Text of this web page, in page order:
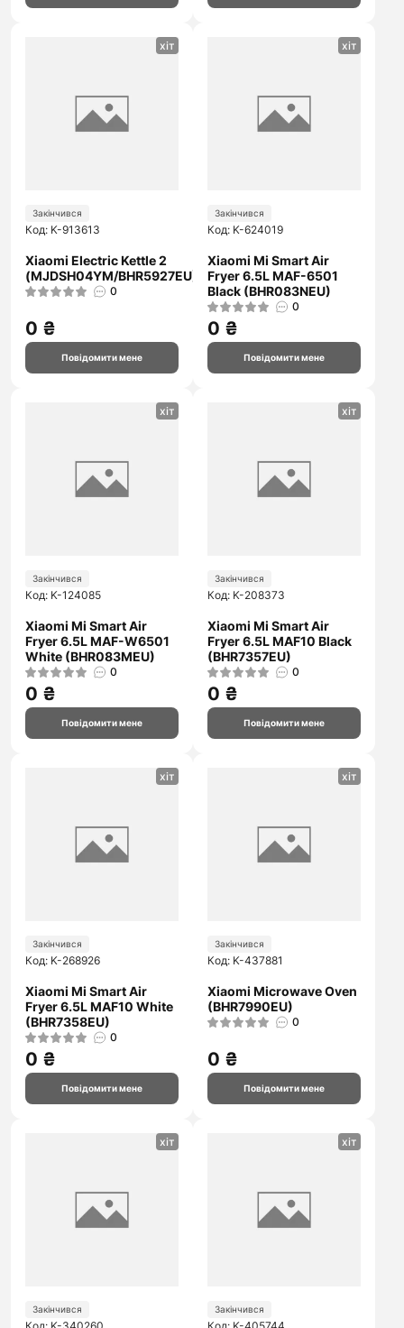
хіт
Закінчився
Код: K-913613
Xiaomi Electric Kettle 2
(MJDSH04YM/BHR5927EU)
0
0 ₴
Повідомити мене
хіт
Закінчився
Код: K-624019
Xiaomi Mi Smart Air
Fryer 6.5L MAF-6501
Black (BHR083NEU)
0
0 ₴
Повідомити мене
хіт
Закінчився
Код: K-124085
Xiaomi Mi Smart Air
Fryer 6.5L MAF-W6501
White (BHR083MEU)
0
0 ₴
Повідомити мене
хіт
Закінчився
Код: K-208373
Xiaomi Mi Smart Air
Fryer 6.5L MAF10 Black
(BHR7357EU)
0
0 ₴
Повідомити мене
хіт
Закінчився
Код: K-268926
Xiaomi Mi Smart Air
Fryer 6.5L MAF10 White
(BHR7358EU)
0
0 ₴
Повідомити мене
хіт
Закінчився
Код: K-437881
Xiaomi Microwave Oven
(BHR7990EU)
0
0 ₴
Повідомити мене
хіт
Закінчився
хіт
Закінчився